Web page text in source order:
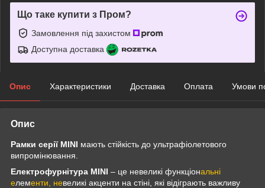
Що таке купити з Пром?
Замовлення під захистом
Доступна доставка
Опис Характеристики Доставка Оплата Умови
Опис
Рамки серії MINI мають стійкість до ультрафіолетового
випромінювання.
Електрофурнітура MINI – це невеликі функціональні
елементи, невеликі акценти на стіні, які відіграють важливу